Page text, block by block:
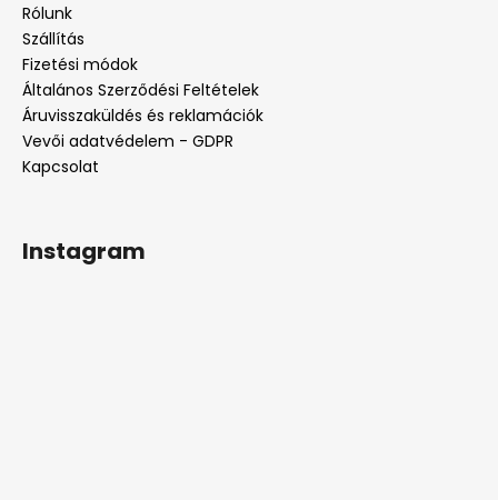
Rólunk
Szállítás
Fizetési módok
Általános Szerződési Feltételek
Áruvisszaküldés és reklamációk
Vevői adatvédelem - GDPR
Kapcsolat
Instagram